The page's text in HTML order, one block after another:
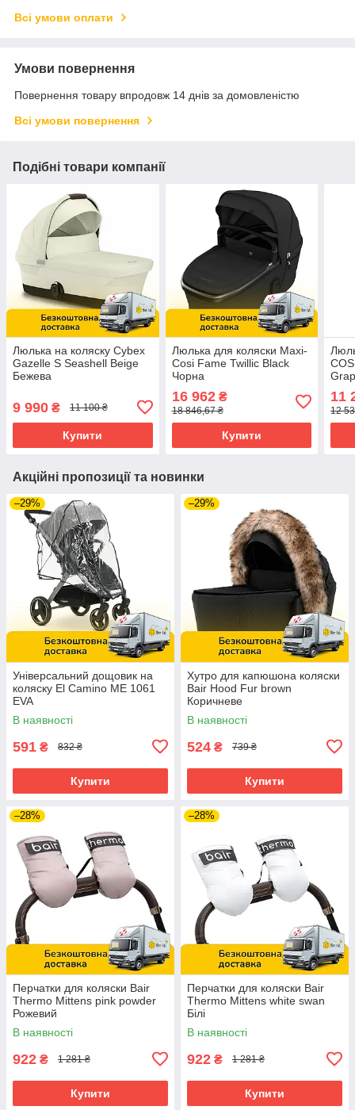
Всі умови оплати
Умови повернення
Повернення товару впродовж 14 днів за домовленістю
Всі умови повернення
Подібні товари компанії
Люлька на коляску Cybex
Gazelle S Seashell Beige
Бежева
9 990 ₴ 11 100 ₴
Купити
Люлька для коляски Maxi-
Cosi Fame Twillic Black
Чорна
16 962₴
18 846,67 ₴
Купити
11
12
Акційні пропозиції та новинки
–29%
Універсальний дощовик на
коляску El Camino ME 1061
EVA
В наявності
591 ₴ 832 ₴
Купити
–29%
Хутро для капюшона коляски
Bair Hood Fur brown
Коричневе
В наявності
524 ₴ 739 ₴
Купити
–28%
Перчатки для коляски Bair
Thermo Mittens pink powder
Рожевий
В наявності
922 ₴ 1 281 ₴
Купити
–28%
Перчатки для коляски Bair
Thermo Mittens white swan
Білі
В наявності
922 ₴ 1 281 ₴
Купити